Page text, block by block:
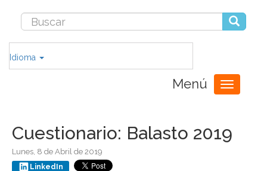
Idioma
Menú
Toggle
navigation
Cuestionario: Balasto 2019
Lunes, 8 de Abril de 2019
LinkedIn